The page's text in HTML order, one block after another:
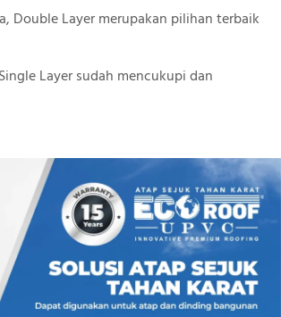
Double Layer merupakan pilihan terbaik
Layer sudah mencukupi dan